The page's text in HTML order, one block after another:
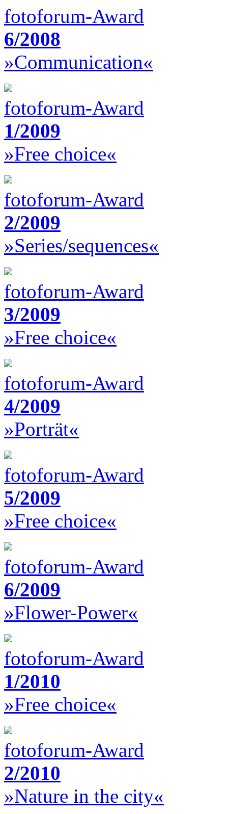
fotoforum-Award
6/2008
»Communication«
fotoforum-Award
1/2009
»Free choice«
fotoforum-Award
2/2009
»Series/sequences«
fotoforum-Award
3/2009
»Free choice«
fotoforum-Award
4/2009
»Porträt«
fotoforum-Award
5/2009
»Free choice«
fotoforum-Award
6/2009
»Flower-Power«
fotoforum-Award
1/2010
»Free choice«
fotoforum-Award
2/2010
»Nature in the city«